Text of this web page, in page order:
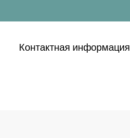
Контактная информация